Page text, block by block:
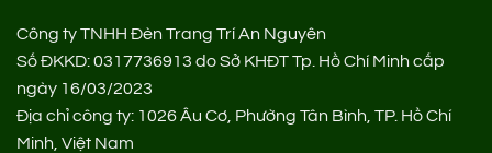
Công ty TNHH Đèn Trang Trí An Nguyên
Số ĐKKD: 0317736913 do Sở KHĐT Tp. Hồ Chí Minh cấp
ngày 16/03/2023
Địa chỉ công ty: 1026 Âu Cơ, Phường Tân Bình, TP. Hồ Chí
Minh, Việt Nam